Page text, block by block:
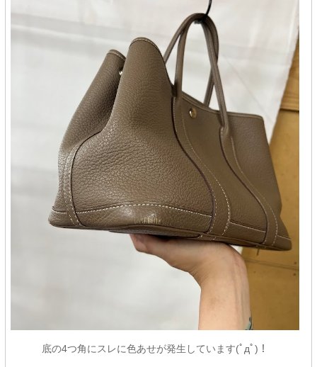
底の4つ角にスレに色あせが発生しています(ﾟдﾟ)！